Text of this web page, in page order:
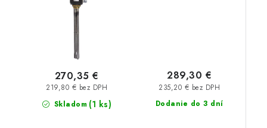
Skladom (1 ks)
219,80 € bez DPH
270,35 €
Dodanie do 3 dní
235,20 € bez DPH
289,30 €